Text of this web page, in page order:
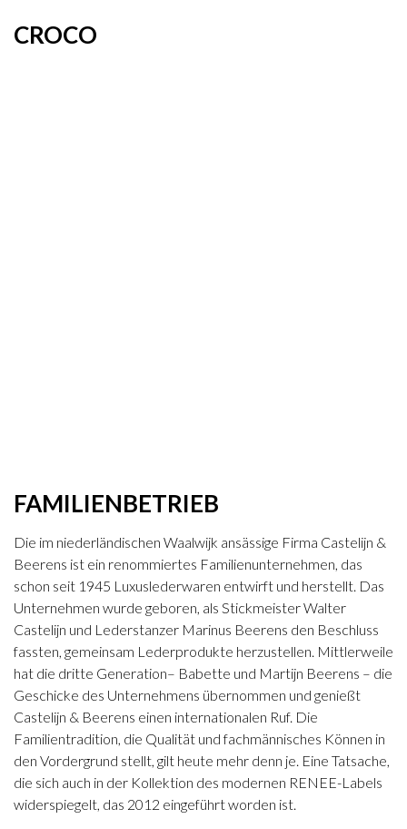
CROCO
FAMILIENBETRIEB
Die im niederländischen Waalwijk ansässige Firma Castelijn &
Beerens ist ein renommiertes Familienunternehmen, das
schon seit 1945 Luxuslederwaren entwirft und herstellt. Das
Unternehmen wurde geboren, als Stickmeister Walter
Castelijn und Lederstanzer Marinus Beerens den Beschluss
fassten, gemeinsam Lederprodukte herzustellen. Mittlerweile
hat die dritte Generation– Babette und Martijn Beerens – die
Geschicke des Unternehmens übernommen und genießt
Castelijn & Beerens einen internationalen Ruf. Die
Familientradition, die Qualität und fachmännisches Können in
den Vordergrund stellt, gilt heute mehr denn je. Eine Tatsache,
die sich auch in der Kollektion des modernen RENEE-Labels
widerspiegelt, das 2012 eingeführt worden ist.